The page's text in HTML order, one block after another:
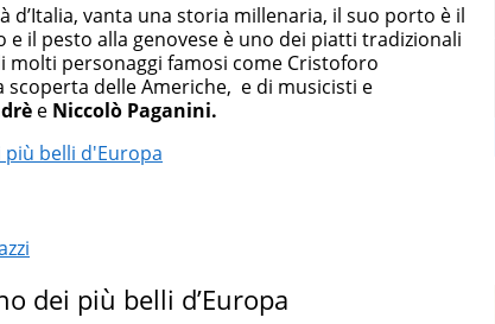
tendenze del momento ai fatti più strani alle scoperte
ogni giorno”
d’Italia, vanta una storia millenaria, il suo porto è il
il pesto alla genovese è uno dei piatti tradizionali
molti personaggi famosi come Cristoforo
scoperta delle Americhe, e di musicisti e
e Niccolò Paganini.
più belli d'Europa
dei più belli d’Europa